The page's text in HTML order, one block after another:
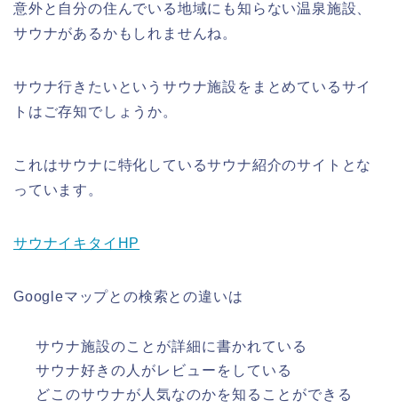
意外と自分の住んでいる地域にも知らない温泉施設、
サウナがあるかもしれませんね。
サウナ行きたいというサウナ施設をまとめているサイ
トはご存知でしょうか。
これはサウナに特化しているサウナ紹介のサイトとな
っています。
サウナイキタイHP
Googleマップとの検索との違いは
サウナ施設のことが詳細に書かれている
サウナ好きの人がレビューをしている
どこのサウナが人気なのかを知ることができる